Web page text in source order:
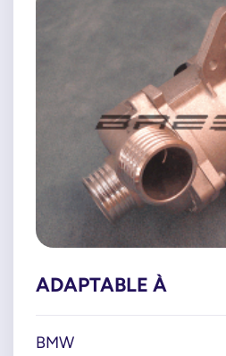
ADAPTABLE À
BMW